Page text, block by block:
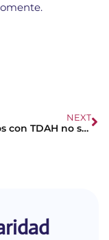
NEXT
“Los niños con TDAH no son problemáticos, son niños con problemas”: Estigma y discriminación de esta condición